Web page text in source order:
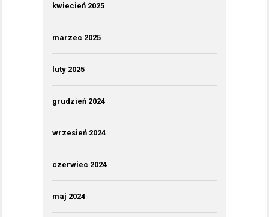
kwiecień 2025
marzec 2025
luty 2025
grudzień 2024
wrzesień 2024
czerwiec 2024
maj 2024